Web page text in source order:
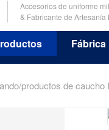
Accesorios de uniforme
& Fabricante de Artesanía
Fábrica
productos de caucho